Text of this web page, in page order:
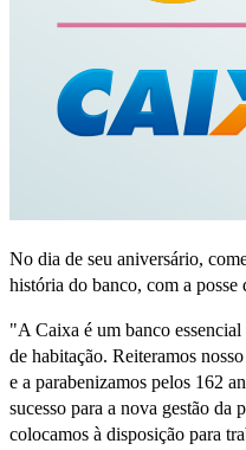
No dia de seu aniversário,
história do banco, com a
"A Caixa é um banco
de habitação. Reiteramos
e a parabenizamos pelos 162
sucesso para a nova gestão da
colocamos à disposição para